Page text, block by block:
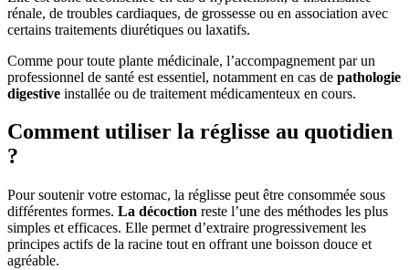
rénale, de troubles cardiaques, de grossesse ou en association avec
certains traitements diurétiques ou laxatifs.
Comme pour toute plante médicinale, l’accompagnement par un
professionnel de santé est essentiel, notamment en cas de pathologie
digestive installée ou de traitement médicamenteux en cours.
Comment utiliser la réglisse au quotidien
?
Pour soutenir votre estomac, la réglisse peut être consommée sous
différentes formes. La décoction reste l’une des méthodes les plus
simples et efficaces. Elle permet d’extraire progressivement les
principes actifs de la racine tout en offrant une boisson douce et
agréable.